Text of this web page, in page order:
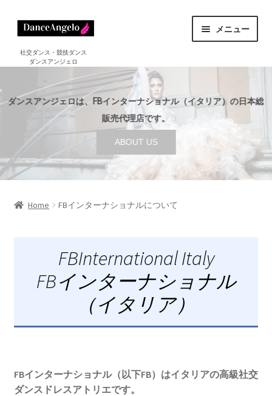
ナ
ビ
ゲ
ー
ョ
キ
ッ
コ
ン
テ
ン
へ
プ
社交ダンス・競技ダンス
ダンスアンジェロ
メニュー
ショップ
SHOP
ブ
ー
を
セール
SALE
ご利用案内
GUIDE
ブ
Irina Kozlova イリーナ・コズロヴァについて
ブログ
BLOG
お問い合わせ
ダンスアンジェロは、FBインターナショナル（イタリア）の日本総
販売代理店です。
ABOUT US
Home FBインターナショナルについて
FBInternational Italy
FBインターナショナル
（イタリア）
FBインターナショナル（以下FB）はイタリアの高級社交
ダンスドレスアトリエです。